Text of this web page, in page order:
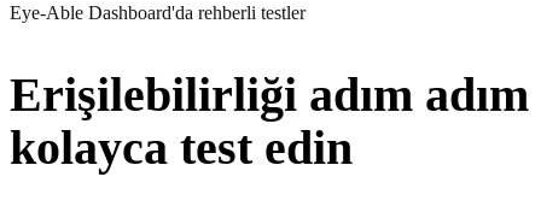
Eye-Able Dashboard'da rehberli testler
Erişilebilirliği adım adım
kolayca test edin